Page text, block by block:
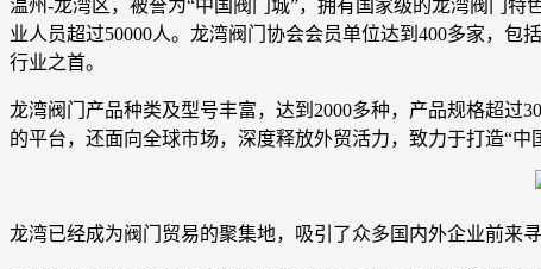
温州-龙湾区，被誉为“中国阀门城”，拥有国家级的龙湾阀门
业人员超过50000人。龙湾阀门协会会员单位达到400多家，包
行业之首。
龙湾阀门产品种类及型号丰富，达到2000多种，产品规格超过
的平台，还面向全球市场，深度释放外贸活力，致力于打造“中
龙湾已经成为阀门贸易的聚集地，吸引了众多国内外企业前来